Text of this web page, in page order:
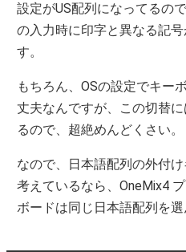
設定がUS配列になってるの
の入力時に印字と異なる記
す。
もちろん、OSの設定でキー
丈夫なんですが、この切替
るので、超絶めんどくさい。
なので、日本語配列の外付
考えているなら、OneMix4
ボードは同じ日本語配列を選